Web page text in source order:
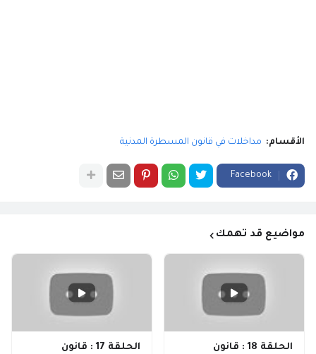
الأقسام: مداخلات في قانون المسطرة المدنية
Facebook
مواضيع قد تهمك
الحلقة 18 : قانون
الحلقة 17 : قانون